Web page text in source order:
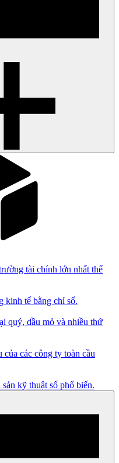
tài chính lớn nhất thế
kinh tế bằng chỉ số.
quý, dầu mỏ và nhiều thứ
các công ty toàn cầu
kỹ thuật số phổ biến.